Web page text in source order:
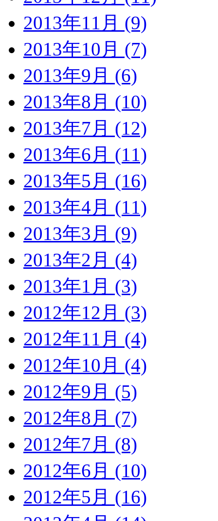
2013年11月 (9)
2013年10月 (7)
2013年9月 (6)
2013年8月 (10)
2013年7月 (12)
2013年6月 (11)
2013年5月 (16)
2013年4月 (11)
2013年3月 (9)
2013年2月 (4)
2013年1月 (3)
2012年12月 (3)
2012年11月 (4)
2012年10月 (4)
2012年9月 (5)
2012年8月 (7)
2012年7月 (8)
2012年6月 (10)
2012年5月 (16)